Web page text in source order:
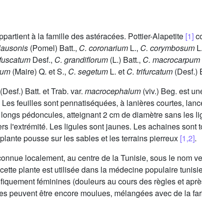
à la famille des astéracées. Pottier-Alapetite [1]
(Pomel) Batt., C. coronarium L., C. corymbosum
Desf., C. grandiflorum (L.) Batt., C. macrocarpum
(Maire) Q. et S., C. segetum L. et C. trifurcatum (Desf.)
(Desf.) Batt. et Trab. var. macrocephalum (viv.) Beg. est
feuilles sont pennatiséquées, à lanières courtes,
pédoncules, atteignant 2 cm de diamètre sans les
l'extrémité. Les ligules sont jaunes. Les achaines
pousse sur les sables et les terrains pierreux [1,2].
localement, au centre de la Tunisie, sous le nom
plante est utilisée dans la médecine populaire
féminines (douleurs au cours des règles et
peuvent être encore moulues, mélangées avec de la